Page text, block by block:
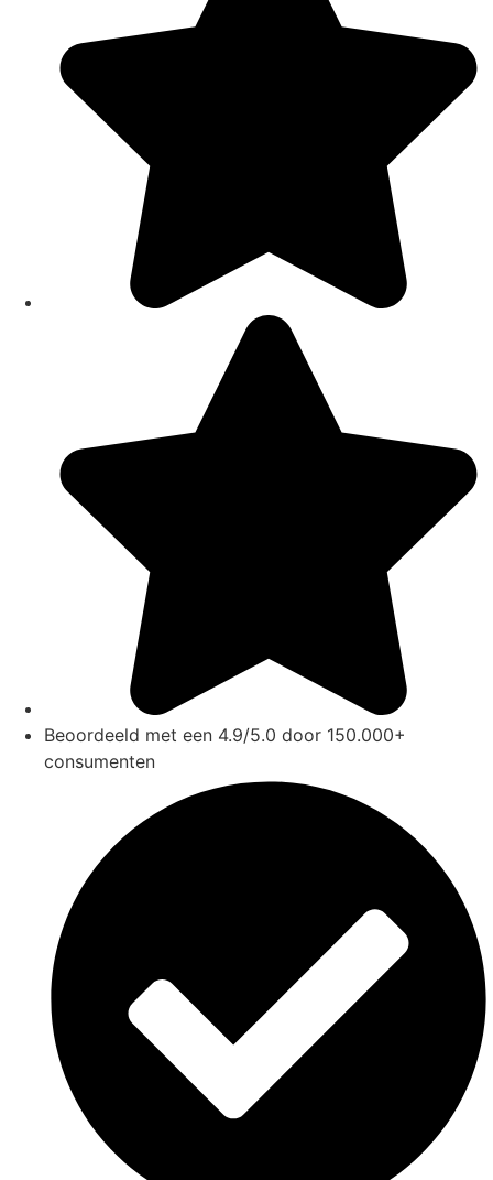
Beoordeeld met een 4.9/5.0 door 150.000+
consumenten